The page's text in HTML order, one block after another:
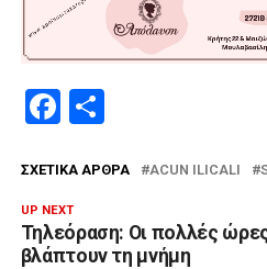
Facebook
ΣΧΕΤΙΚΆ ΆΡΘΡΑ ACUN ILICALI
UP NEXT
Τηλεόραση: Οι πολλές
βλάπτουν τη μνήμη